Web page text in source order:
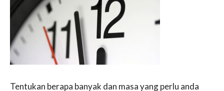
Tentukan berapa banyak dan masa yang perlu anda